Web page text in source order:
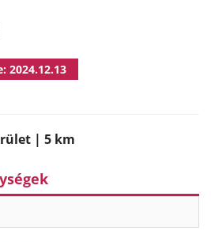
2024.12.13
| 5 km